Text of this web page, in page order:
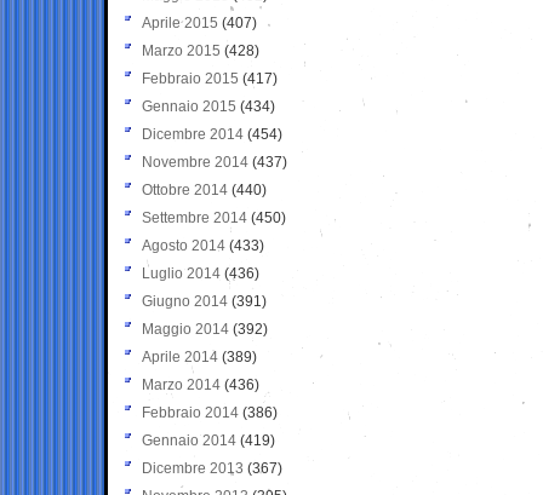
Aprile 2015 (407)
Marzo 2015 (428)
Febbraio 2015 (417)
Gennaio 2015 (434)
Dicembre 2014 (454)
Novembre 2014 (437)
Ottobre 2014 (440)
Settembre 2014 (450)
Agosto 2014 (433)
Luglio 2014 (436)
Giugno 2014 (391)
Maggio 2014 (392)
Aprile 2014 (389)
Marzo 2014 (436)
Febbraio 2014 (386)
Gennaio 2014 (419)
Dicembre 2013 (367)